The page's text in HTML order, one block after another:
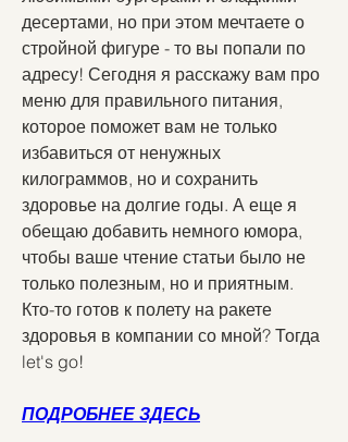
десертами, но при этом мечтаете о
стройной фигуре - то вы попали по
адресу! Сегодня я расскажу вам про
меню для правильного питания,
которое поможет вам не только
избавиться от ненужных
килограммов, но и сохранить
здоровье на долгие годы. А еще я
обещаю добавить немного юмора,
чтобы ваше чтение статьи было не
только полезным, но и приятным.
Кто-то готов к полету на ракете
здоровья в компании со мной? Тогда
let's go!
ПОДРОБНЕЕ ЗДЕСЬ